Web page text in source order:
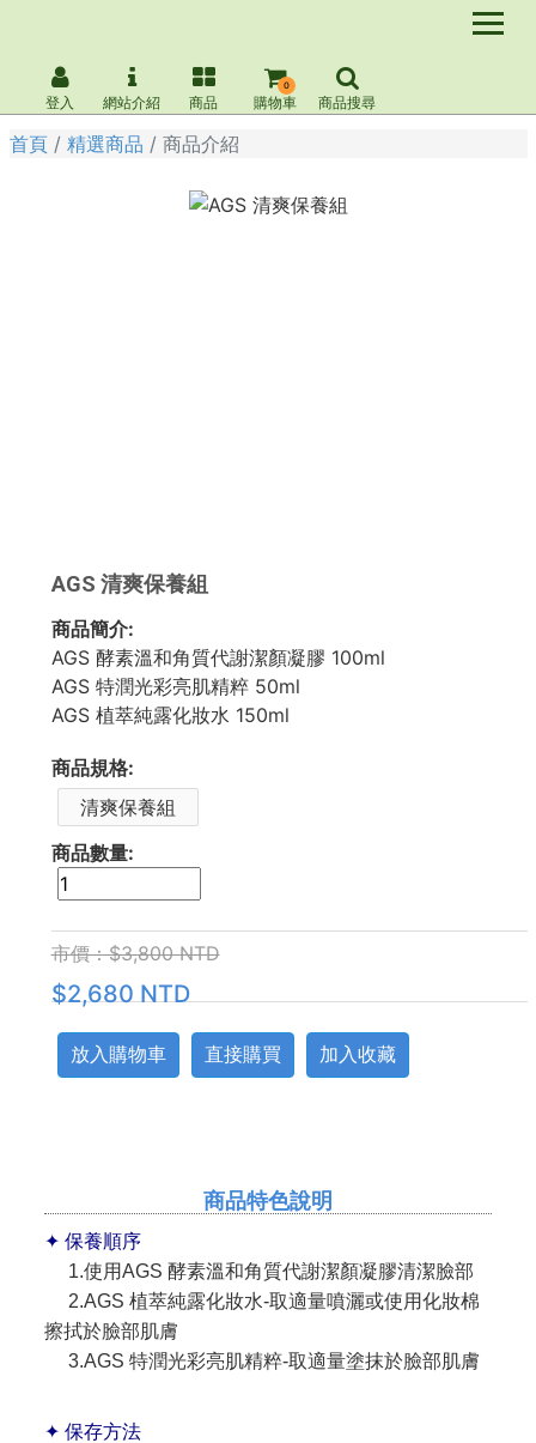
登入 網站介紹 商品 購物車
0
商品搜尋
首頁 精選商品 商品介紹
AGS 清爽保養組
商品簡介:
AGS 酵素溫和角質代謝潔顏凝膠 100ml
AGS 特潤光彩亮肌精粹 50ml
AGS 植萃純露化妝水 150ml
商品規格:
清爽保養組
商品數量:
市價：$3,800 NTD
$2,680 NTD
放入購物車 直接購買 加入收藏
商品特色說明
✦ 保養順序
1.使用AGS 酵素溫和角質代謝潔顏凝膠清潔臉部
2.AGS 植萃純露化妝水-取適量噴灑或使用化妝棉
擦拭於臉部肌膚
3.AGS 特潤光彩亮肌精粹-取適量塗抹於臉部肌膚
✦ 保存方法